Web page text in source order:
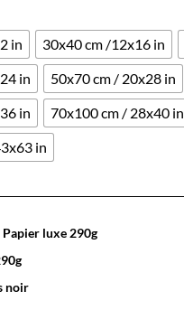
in 30x40 cm /12x16 in
in
50x70 cm / 20x28 in
in
70x100 cm / 28x40 in
in
Papier luxe 290g
noir